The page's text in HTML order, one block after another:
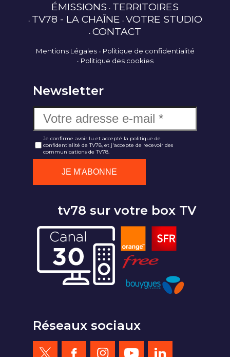
ÉMISSIONS TERRITOIRES
TV78 - LA CHAÎNE VOTRE STUDIO
CONTACT
Mentions Légales
Politique de confidentialité
Politique des cookies
Newsletter
Je confirme avoir lu et accepté la politique de
confidentialité de TV78, et j'accepte de recevoir des
communications de TV78.
tv78 sur votre box TV
Réseaux sociaux